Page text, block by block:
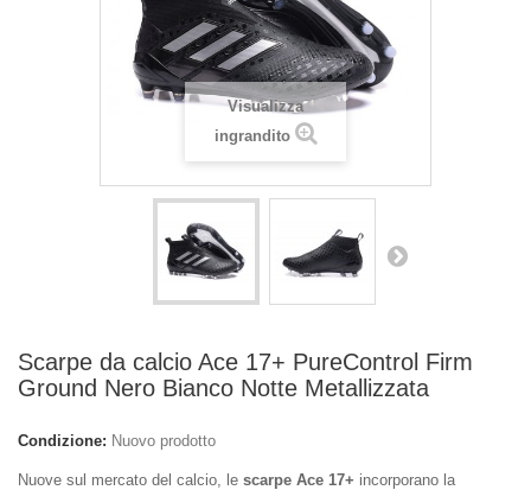
Visualizza
ingrandito
Scarpe da calcio Ace 17+ PureControl Firm
Ground Nero Bianco Notte Metallizzata
Condizione: Nuovo prodotto
Nuove sul mercato del calcio, le scarpe Ace 17+ incorporano la